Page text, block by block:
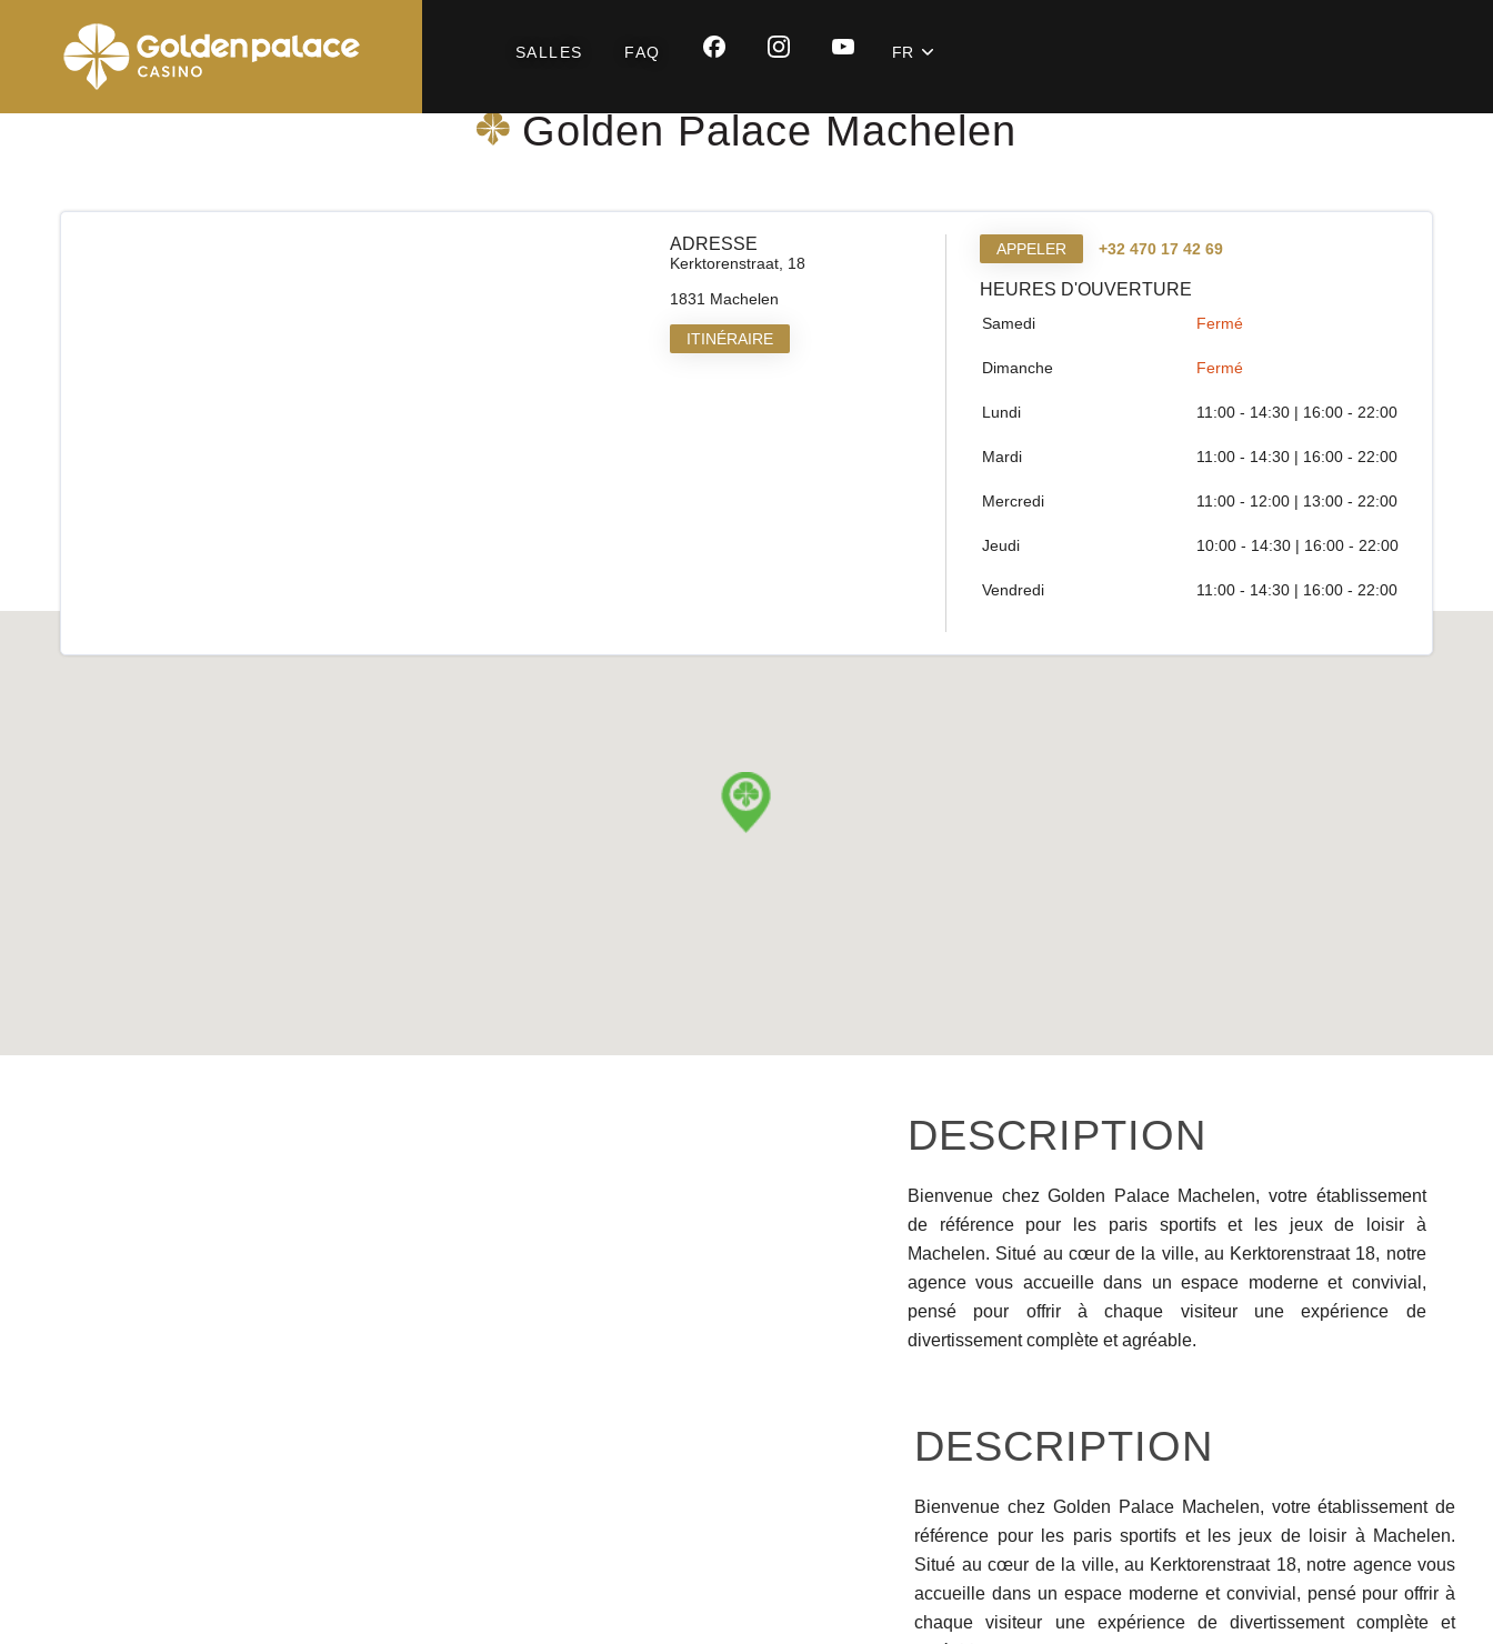
SALLES FAQ FR
page d'accueil Golden Palace Machelen
Golden Palace Machelen
ADRESSE
Kerktorenstraat, 18
1831 Machelen
ITINÉRAIRE
APPELER +32 470 17 42 69
HEURES D'OUVERTURE
Samedi Fermé
Dimanche Fermé
Lundi 11:00 - 14:30 | 16:00 - 22:00
Mardi 11:00 - 14:30 | 16:00 - 22:00
Mercredi 11:00 - 12:00 | 13:00 - 22:00
Jeudi 10:00 - 14:30 | 16:00 - 22:00
Vendredi 11:00 - 14:30 | 16:00 - 22:00
DESCRIPTION
Bienvenue chez Golden Palace Machelen, votre établissement
de référence pour les paris sportifs et les jeux de loisir à
Machelen. Situé au cœur de la ville, au Kerktorenstraat 18, notre
agence vous accueille dans un espace moderne et convivial,
pensé pour offrir à chaque visiteur une expérience de
divertissement complète et agréable.
DESCRIPTION
Bienvenue chez Golden Palace Machelen, votre établissement de
référence pour les paris sportifs et les jeux de loisir à Machelen.
Situé au cœur de la ville, au Kerktorenstraat 18, notre agence vous
accueille dans un espace moderne et convivial, pensé pour offrir à
chaque visiteur une expérience de divertissement complète et